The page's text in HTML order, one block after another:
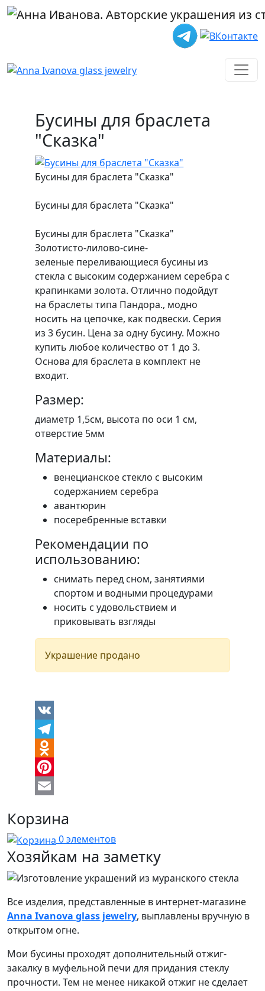
Перейти к основному содержанию
Бусины для браслета
"Сказка"
Бусины для браслета "Сказка"
Бусины для браслета "Сказка"
Бусины для браслета "Сказка"
Золотисто-лилово-сине-
зеленые переливающиеся бусины из
стекла с высоким содержанием серебра с
крапинками золота. Отлично подойдут
на браслеты типа Пандора., модно
носить на цепочке, как подвески. Серия
из 3 бусин. Цена за одну бусину. Можно
купить любое количество от 1 до 3.
Основа для браслета в комплект не
входит.
Размер:
диаметр 1,5см, высота по оси 1 см,
отверстие 5мм
Материалы:
венецианское стекло с высоким
содержанием серебра
авантюрин
посеребренные вставки
Рекомендации по
использованию:
снимать перед сном, занятиями
спортом и водными процедурами
носить с удовольствием и
приковывать взгляды
Украшение продано
VK
Telegram
Odnoklassniki
Pinterest
Корзина
0 элементов
Хозяйкам на заметку
Все изделия, представленные в интернет-магазине
Anna Ivanova glass jewelry, выплавлены вручную в
открытом огне.
Мои бусины проходят дополнительный отжиг-
закалку в муфельной печи для придания стеклу
прочности. Тем не менее никакой отжиг не сделает